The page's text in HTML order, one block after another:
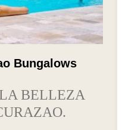
Bungalows
BELLEZA